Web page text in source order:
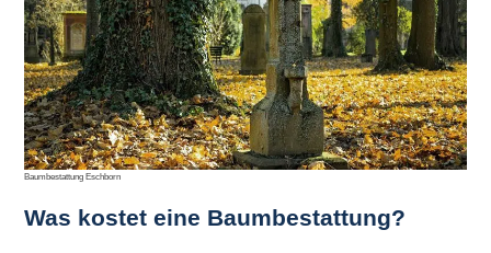
Baumbestattung Eschborn
Was kostet eine Baumbestattung?